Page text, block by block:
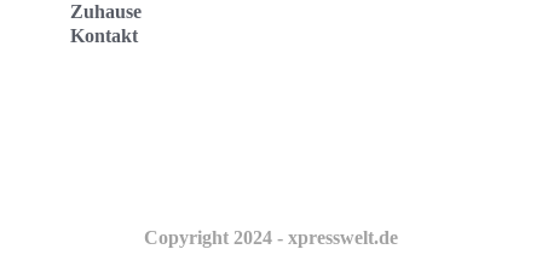
Zuhause
Kontakt
Copyright 2024 - xpresswelt.de